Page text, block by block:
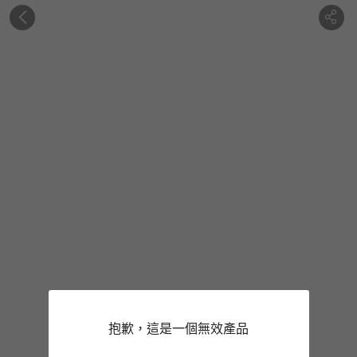
抱歉，這是一個無效產品